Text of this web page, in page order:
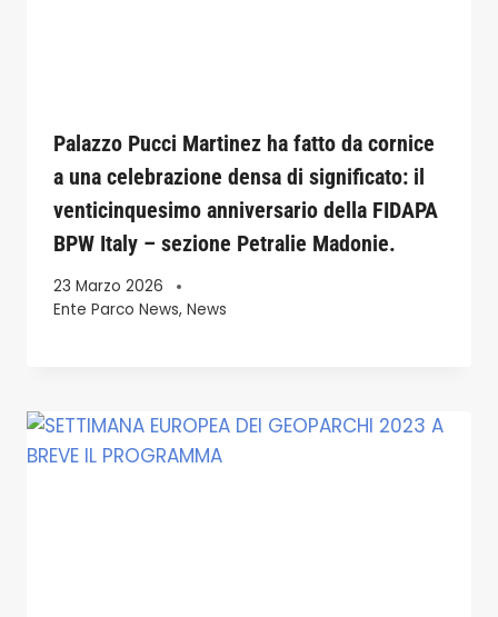
Palazzo Pucci Martinez ha fatto da cornice
a una celebrazione densa di significato: il
venticinquesimo anniversario della FIDAPA
BPW Italy – sezione Petralie Madonie.
23 Marzo 2026
Ente Parco News, News